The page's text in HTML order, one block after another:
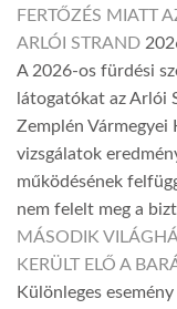
FERTŐZÉS MIATT
ARLÓI STRAND
A 2026-os fürdési
látogatókat az Arlói
Zemplén
vizsgálatok
működésének
nem felelt meg a
MÁSODIK
KERÜLT ELŐ A
Különleges